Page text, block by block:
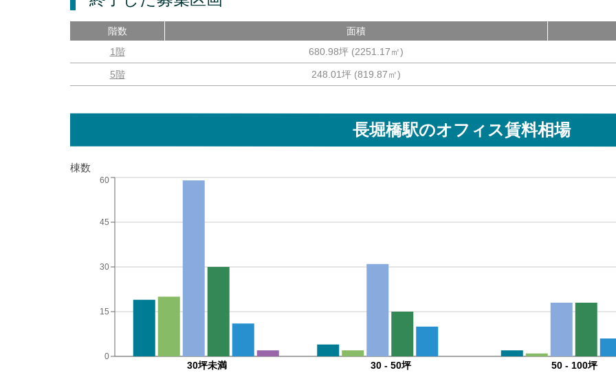
階数
面積
1階
680.98坪 (2251.17㎡)
5階 248.01坪 (819.87㎡)
長堀橋駅のオフィス賃料相場
棟数
30坪未満 30 - 50坪 50 - 100坪
0
15
30
45
60